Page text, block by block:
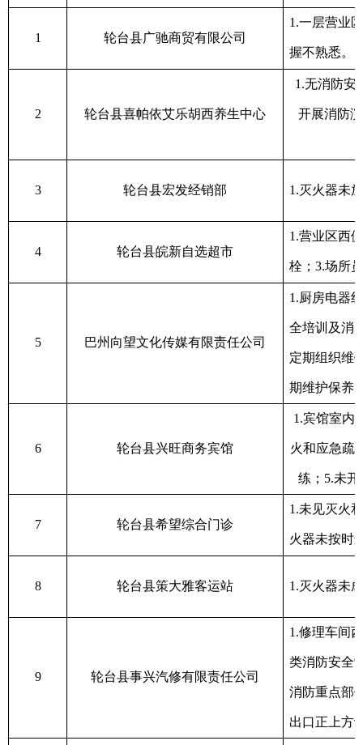
1 轮台县广驰商贸有限公司
1.一层营业
握不熟悉。
2 轮台县喜帕依艾乐胡西养生中心
1.无消防安
开展消防
3 轮台县宏发经销部 1.灭火器未
4 轮台县皖新自选超市
1 .营业区西
栓；3.场所
5 巴州向望文化传媒有限责任公司
1.厨房电器
全培训及消
定期组织维
期维护保养
6 轮台县兴旺商务宾馆
1.宾馆室内
火和应急疏
练； 5.未开
7 轮台县希望综合门诊
1.未见灭火
火器未按时
8 轮台县策大雅客运站 1.灭火器未
9 轮台县事兴汽修有限责任公司
1.修理车间
类消防安全
消防重点部
出口正上方